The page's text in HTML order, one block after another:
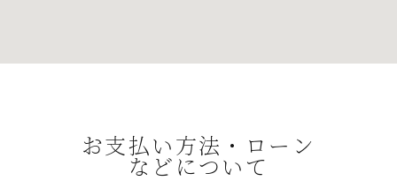
お支払い方法・ローン
などについて